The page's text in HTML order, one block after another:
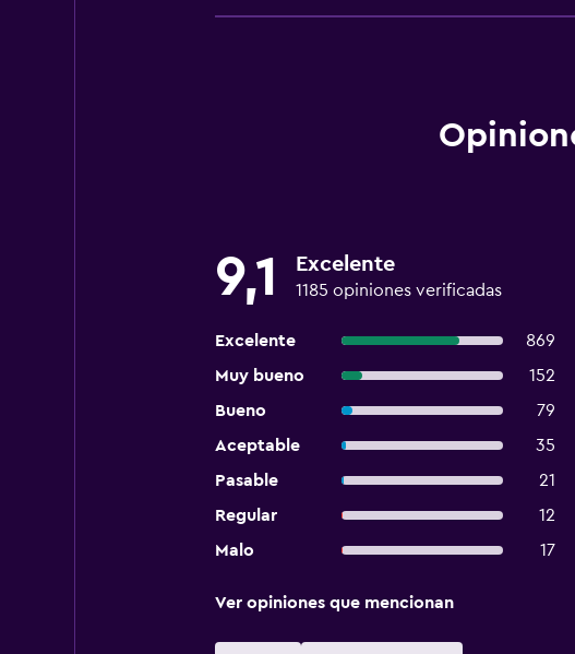
9,1 Excelente
1185 opiniones verificadas
Excelente
869
Muy bueno
152
Bueno
79
Aceptable
35
Pasable
21
Regular
12
Malo
17
Ver opiniones que mencionan